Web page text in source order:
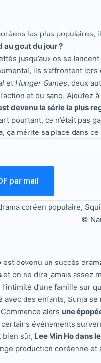
les plus populaires,
au gout du jour ?
jusqu’aux os se
ils s’affrontent lors
et Hunger Games, deux
et du sang. Ajoutez
devenu la série la plus
pourtant, ce n’était pas
ça mérite sa place dans
©
est devenu un succès
et on ne dira jamais assez
d’une famille sur
avec des enfants, Sunja
Commence alors une
certains évènements
bien sûr, Lee Min Ho dans
production coréenne